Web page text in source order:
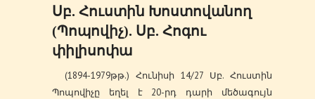
Սբ. Հուստին Խոստովանող
(Պոպովիչ). Սբ. Հոգու
փիլիսոփա
(1894-1979թթ.) Հունիսի 14/27 Սբ. Հուստին
Պոպովիչը եղել է 20-րդ դարի մեծագույն